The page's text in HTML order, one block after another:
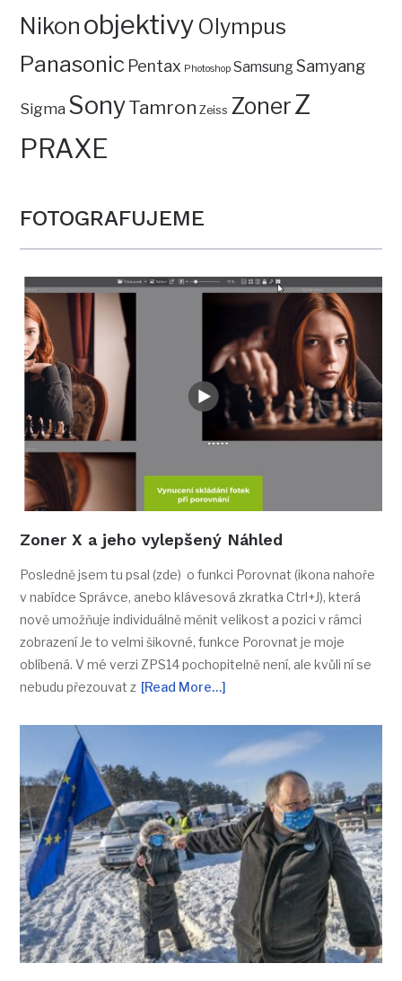
Nikon objektivy Olympus
Panasonic Pentax Photoshop SamsungSamyang
Sigma SonyTamron Zeiss ZonerZ
PRAXE
FOTOGRAFUJEME
Zoner X a jeho vylepšený Náhled
Posledně jsem tu psal (zde) o funkci Porovnat (ikona nahoře
v nabídce Správce, anebo klávesová zkratka Ctrl+J), která
nově umožňuje individuálně měnit velikost a pozici v rámci
zobrazení Je to velmi šikovné, funkce Porovnat je moje
oblíbená. V mé verzi ZPS14 pochopitelně není, ale kvůli ní se
nebudu přezouvat z [Read More…]